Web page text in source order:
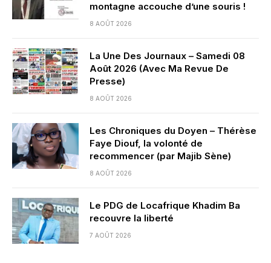
montagne accouche d’une souris !
8 AOÛT 2026
La Une Des Journaux – Samedi 08
Août 2026 (Avec Ma Revue De
Presse)
8 AOÛT 2026
Les Chroniques du Doyen – Thérèse
Faye Diouf, la volonté de
recommencer (par Majib Sène)
8 AOÛT 2026
Le PDG de Locafrique Khadim Ba
recouvre la liberté
7 AOÛT 2026